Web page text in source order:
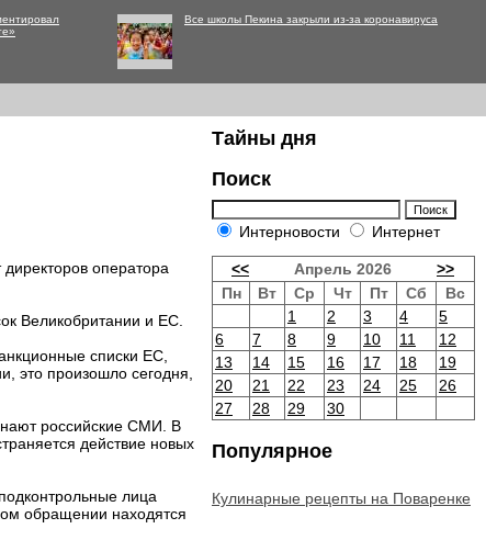
Все школы Пекина закрыли из-за коронавируса
оператора
Великобритании и ЕС.
списки ЕС,
это произошло сегодня,
российские СМИ. В
действие новых
лица
обращении находятся
Тайны дня
Поиск
Интерновости Интернет
<< Апрель 2026
>>
Пн
Вт Ср Чт Пт Сб
Вс
1
2 3 4
5
6
7 8 9 10 11
12
13
14 15 16 17 18
19
20
21 22 23 24 25
26
27
28 29 30
Популярное
Кулинарные рецепты на Поваренке